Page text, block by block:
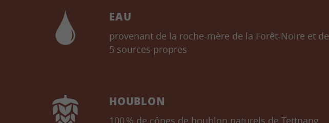
EAU
provenant de la roche-mère de la Forêt-Noire et de
5 sources propres
HOUBLON
100 % de cônes de houblon naturels de Tettnang,